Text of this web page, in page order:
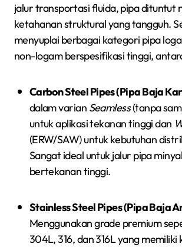
jalur transportasi fluida, pipa dituntut
ketahanan struktural yang tangguh.
menyuplai berbagai kategori pipa
non-logam berspesifikasi tinggi,
Carbon Steel Pipes (Pipa Baja
dalam varian Seamless(tanpa
untuk aplikasi tekanan tinggi dan
(ERW/SAW) untuk kebutuhan
Sangat ideal untuk jalur pipa
bertekanan tinggi.
Stainless Steel Pipes (Pipa Baja
Menggunakan grade premium
304L, 316, dan 316L yang